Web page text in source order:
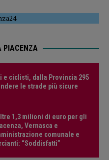
PIACENZA
e ciclisti, dalla Provincia 295
le strade più sicure
1,3 milioni di euro per gli
Vernasca e
comunale e
“Soddisfatti”